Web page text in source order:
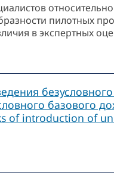
пилотных
в экспертных
базового
of introduction of